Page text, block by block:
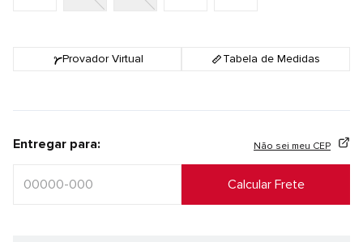
Provador Virtual Tabela de Medidas
Entregar para: Não sei meu CEP